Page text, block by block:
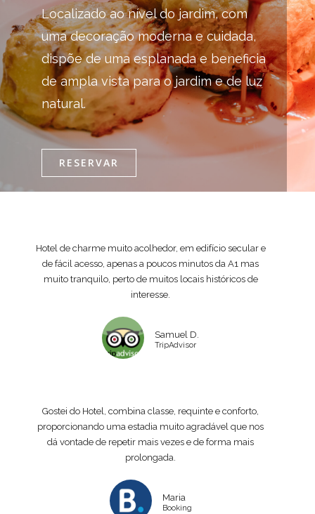
Localizado ao nível do jardim, com
uma decoração moderna e cuidada,
dispõe de uma esplanada e beneficia
de ampla vista para o jardim e de luz
natural.
RESERVAR
Hotel de charme muito acolhedor, em edifício secular e
de fácil acesso, apenas a poucos minutos da A1 mas
muito tranquilo, perto de muitos locais históricos de
interesse.
Samuel D.
TripAdvisor
Gostei do Hotel, combina classe, requinte e conforto,
proporcionando uma estadia muito agradável que nos
dá vontade de repetir mais vezes e de forma mais
prolongada.
Maria
Booking